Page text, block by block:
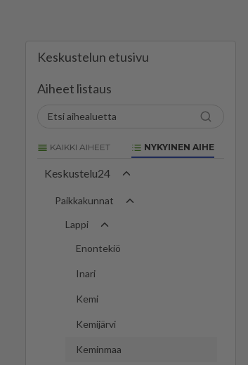
Keskustelun etusivu
Aiheet listaus
KAIKKI AIHEET NYKYINEN AIHE
Keskustelu24
Paikkakunnat
Lappi
Enontekiö
Inari
Kemi
Kemijärvi
Keminmaa